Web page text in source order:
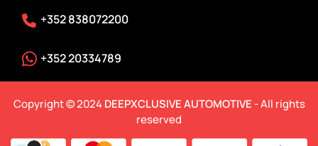
+352 838072200
+352 20334789
Copyright © 2024DEEPXCLUSIVE AUTOMOTIVE - All rights
reserved